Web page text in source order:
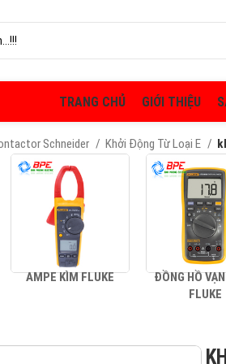
TRANG CHỦ GIỚI THIỆU
Schneider Khởi Động Từ Loại E
AMPE KÌM FLUKE
ĐỒNG HỒ
FLUKE